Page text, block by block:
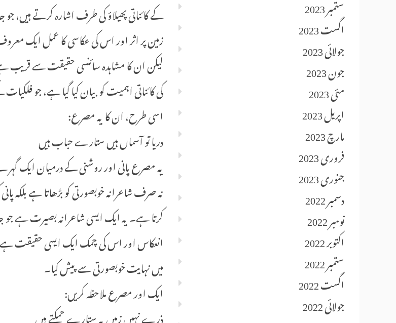
کے کائناتی پھیلاؤ کی طرف اشارہ کرتے
زمین پر اثر اور اس کی عکاسی کا عمل ایک
لیکن ان کا مشاہدہ سائنسی حقیقت سے
کی کائناتی اہمیت کو بیان کیا گیا ہے، جو
اسی طرح، ان کا یہ مصرع:
دریا تو آسماں ہیں ستارے حباب ہیں
یہ مصرع پانی اور روشنی کے درمیان ایک
نہ صرف شاعرانہ خوبصورتی کو بڑھاتا ہے
کرتا ہے۔ یہ ایک ایسی شاعرانہ بصیرت ہے
انعکاس اور اس کی چمک ایک ایسی حقیقت
میں نہایت خوبصورتی سے پیش کیا۔
ایک اور مصرع ملاحظہ کریں:
ذرے نہیں زمیں پہ ستارے چمکتے ہیں
ستمبر 2023
اگست 2023
جولائی 2023
جون 2023
مئی 2023
اپریل 2023
مارچ 2023
فروری 2023
جنوری 2023
دسمبر 2022
نومبر 2022
اکتوبر 2022
ستمبر 2022
اگست 2022
جولائی 2022